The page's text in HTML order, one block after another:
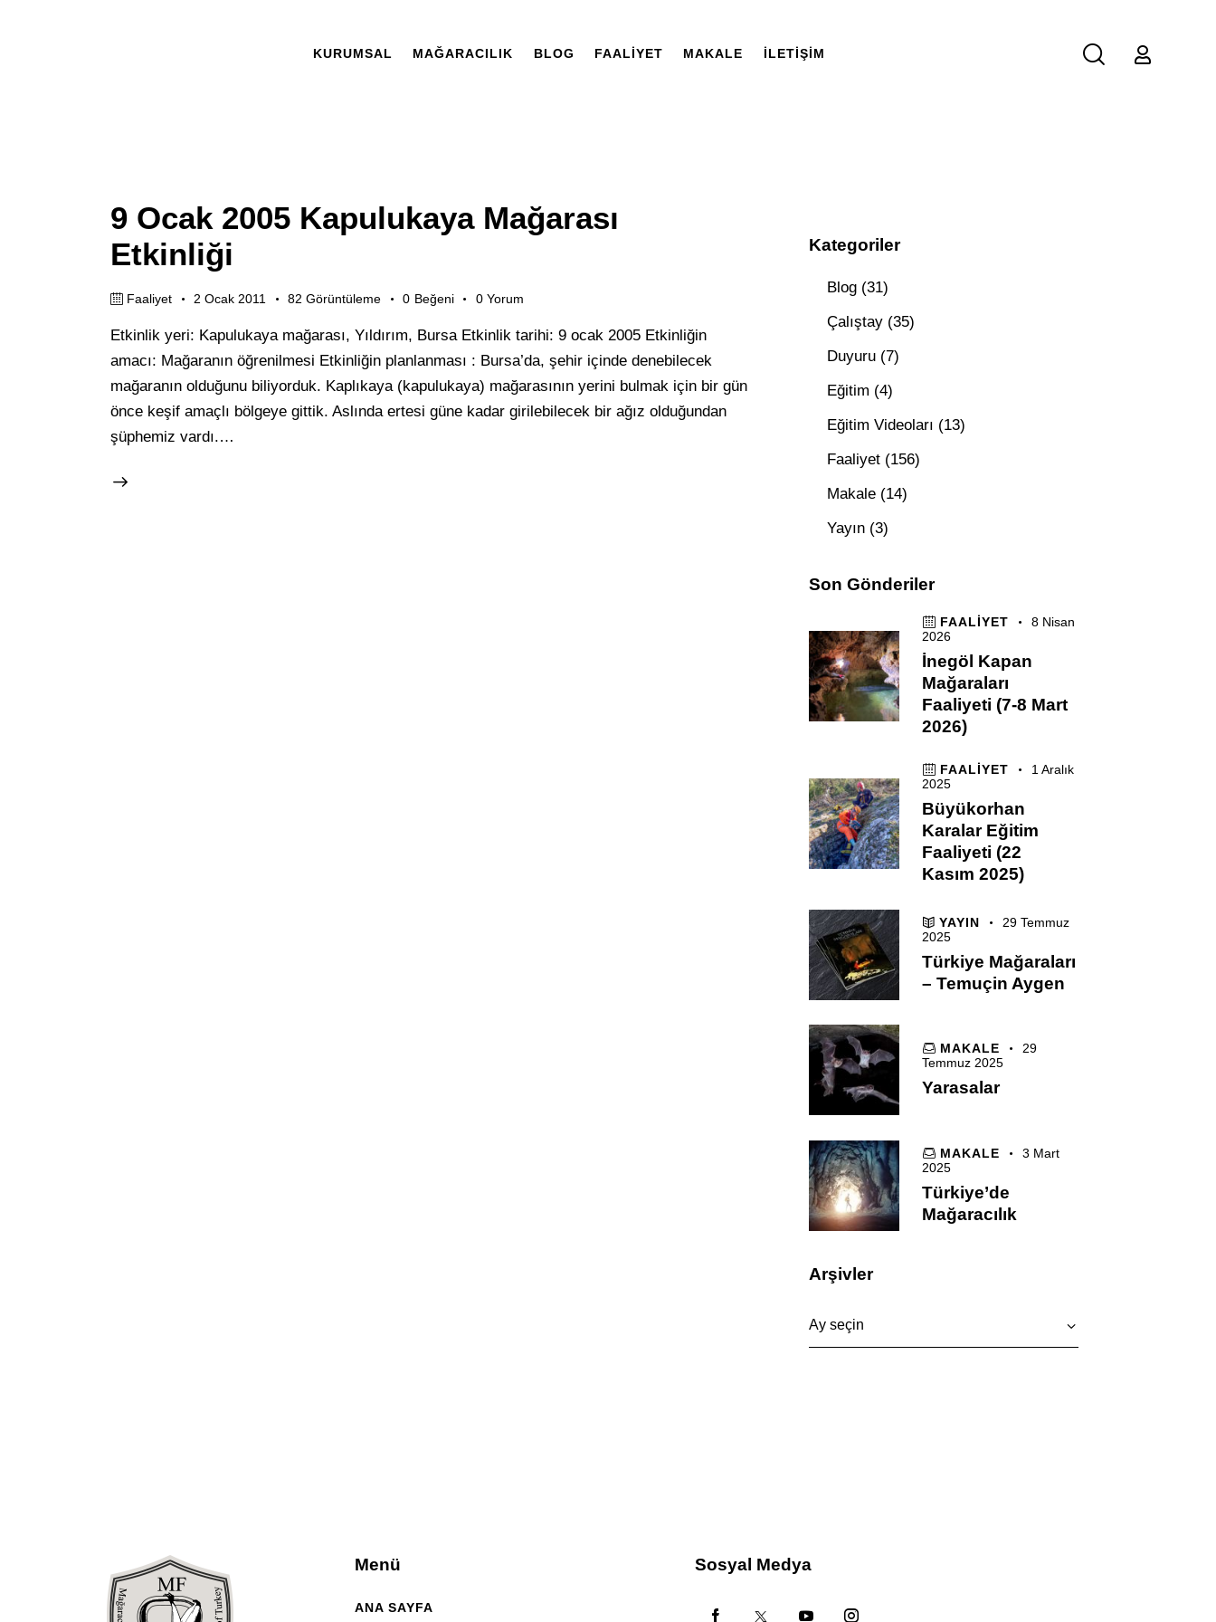
KURUMSAL MAĞARACILIK BLOG FAALIYET MAKALE İLETIŞIM
9 Ocak 2005 Kapulukaya Mağarası
Etkinliği
Faaliyet 2 Ocak 2011 82 Görüntüleme 0 Beğeni 0 Yorum
Etkinlik yeri: Kapulukaya mağarası, Yıldırım, Bursa Etkinlik tarihi: 9 ocak 2005 Etkinliğin
amacı: Mağaranın öğrenilmesi Etkinliğin planlanması : Bursa’da, şehir içinde denebilecek
mağaranın olduğunu biliyorduk. Kaplıkaya (kapulukaya) mağarasının yerini bulmak için bir gün
önce keşif amaçlı bölgeye gittik. Aslında ertesi güne kadar girilebilecek bir ağız olduğundan
şüphemiz vardı.…
Kategoriler
Blog (31)
Çalıştay (35)
Duyuru (7)
Eğitim (4)
Eğitim Videoları (13)
Faaliyet (156)
Makale (14)
Yayın (3)
Son Gönderiler
FAALIYET
8 Nisan
2026
İnegöl Kapan
Mağaraları
Faaliyeti (7-8 Mart
2026)
FAALIYET
1 Aralık
2025
Büyükorhan
Karalar Eğitim
Faaliyeti (22
Kasım 2025)
YAYIN
29 Temmuz
2025
Türkiye Mağaraları
– Temuçin Aygen
MAKALE
29
Temmuz 2025
Yarasalar
MAKALE
3 Mart
2025
Türkiye’de
Mağaracılık
Arşivler
Menü
ANA SAYFA
Sosyal Medya